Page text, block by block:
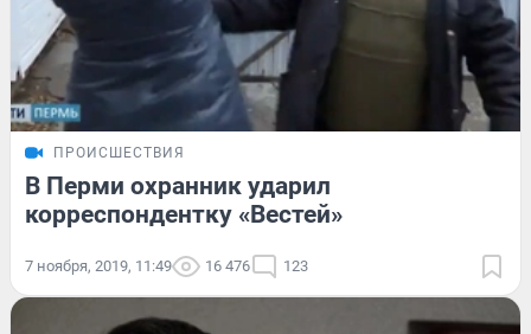
ПРОИСШЕСТВИЯ
В Перми охранник ударил
корреспондентку «Вестей»
7 ноября, 2019, 11:49 16 476 123